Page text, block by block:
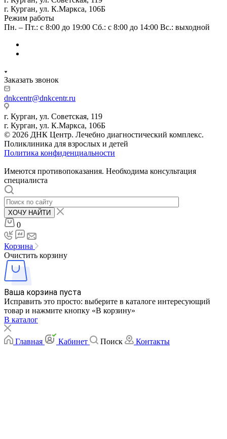
г. Курган, ул. К.Маркса, 106Б
Режим работы
Пн. – Пт.: с 8:00 до 19:00 Сб.: с 8:00 до 14:00 Вс.: выходной
Заказать звонок
dnkcentr@dnkcentr.ru
г. Курган, ул. Советская, 119
г. Курган, ул. К.Маркса, 106Б
© 2026 ДНК Центр. Лечебно диагностический комплекс.
Поликлиника для взрослых и детей
Политика конфиденциальности
Имеются противопоказания. Необходима консультация
специалиста
ХОЧУ НАЙТИ
0
Корзина
Очистить корзину
Ваша корзина пуста
Исправить это просто: выберите в каталоге интересующий
товар и нажмите кнопку «В корзину»
В каталог
Главная Кабинет Поиск Контакты